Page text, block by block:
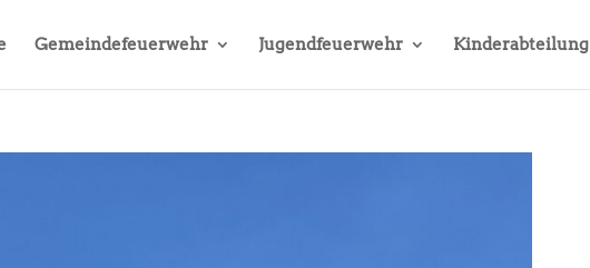
Gemeindefeuerwehr Jugendfeuerwehr Kinderabteilung